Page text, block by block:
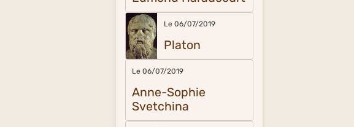
Le 06/07/2019
Platon
Le 06/07/2019
Anne-Sophie
Svetchina